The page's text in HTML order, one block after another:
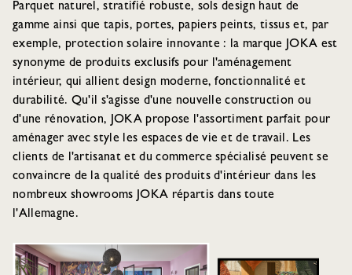
Parquet naturel, stratifié robuste, sols design haut de
gamme ainsi que tapis, portes, papiers peints, tissus et, par
exemple, protection solaire innovante : la marque JOKA est
synonyme de produits exclusifs pour l'aménagement
intérieur, qui allient design moderne, fonctionnalité et
durabilité. Qu'il s'agisse d'une nouvelle construction ou
d'une rénovation, JOKA propose l'assortiment parfait pour
aménager avec style les espaces de vie et de travail. Les
clients de l'artisanat et du commerce spécialisé peuvent se
convaincre de la qualité des produits d'intérieur dans les
nombreux showrooms JOKA répartis dans toute
l'Allemagne.